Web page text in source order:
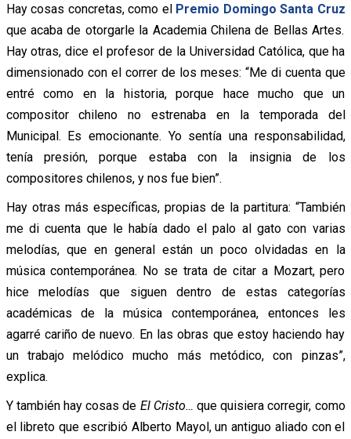
Hay cosas concretas, como el Premio Domingo Santa Cruz
que acaba de otorgarle la Academia Chilena de Bellas Artes.
Hay otras, dice el profesor de la Universidad Católica, que ha
dimensionado con el correr de los meses: “Me di cuenta que
entré como en la historia, porque hace mucho que un
compositor chileno no estrenaba en la temporada del
Municipal. Es emocionante. Yo sentía una responsabilidad,
tenía presión, porque estaba con la insignia de los
compositores chilenos, y nos fue bien”.
Hay otras más específicas, propias de la partitura: “También
me di cuenta que le había dado el palo al gato con varias
melodías, que en general están un poco olvidadas en la
música contemporánea. No se trata de citar a Mozart, pero
hice melodías que siguen dentro de estas categorías
académicas de la música contemporánea, entonces les
agarré cariño de nuevo. En las obras que estoy haciendo hay
un trabajo melódico mucho más metódico, con pinzas”,
explica.
Y también hay cosas de El Cristo… que quisiera corregir, como
el libreto que escribió Alberto Mayol, un antiguo aliado con el